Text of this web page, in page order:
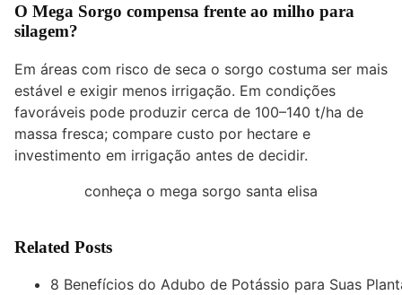
O Mega Sorgo compensa frente ao milho para
silagem?
Em áreas com risco de seca o sorgo costuma ser mais
estável e exigir menos irrigação. Em condições
favoráveis pode produzir cerca de 100–140 t/ha de
massa fresca; compare custo por hectare e
investimento em irrigação antes de decidir.
conheça o mega sorgo santa elisa
Related Posts
8 Benefícios do Adubo de Potássio para Suas